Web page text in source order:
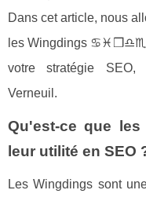
Dans cet article, nous
les Wingdings
votre stratégie SEO,
Verneuil.
Qu'est-ce que
leur utilité en SEO
Les Wingdings sont